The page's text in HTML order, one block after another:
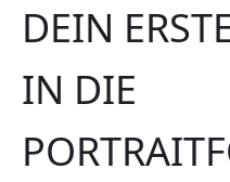
DEIN
IN DIE